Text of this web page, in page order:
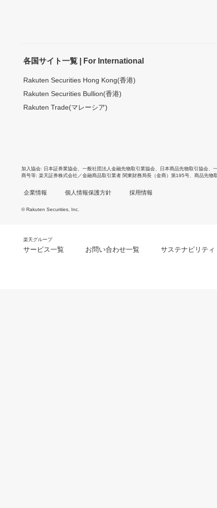
各国サイト一覧 | For International
Rakuten Securities Hong Kong(香港)
Rakuten Securities Bullion(香港)
Rakuten Trade(マレーシア)
加入協会 日本証券業協会 一般社団法人金融先物取引業協会 日本商品先物取引協会
商号等 楽天証券株式会社／金融商品取引業者 関東財務局長（金商）第195号、商品先物
企業情報 個人情報保護方針 採用情報
© Rakuten Securities, Inc.
楽天グループ
サービス一覧 お問い合わせ一覧 サステナビリティ